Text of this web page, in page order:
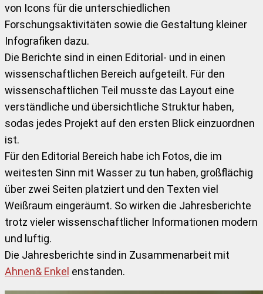
von Icons für die unterschiedlichen
Forschungsaktivitäten sowie die Gestaltung kleiner
Infografiken dazu.
Die Berichte sind in einen Editorial- und in einen
wissenschaftlichen Bereich aufgeteilt. Für den
wissenschaftlichen Teil musste das Layout eine
verständliche und übersichtliche Struktur haben,
sodas jedes Projekt auf den ersten Blick einzuordnen
ist.
Für den Editorial Bereich habe ich Fotos, die im
weitesten Sinn mit Wasser zu tun haben, großflächig
über zwei Seiten platziert und den Texten viel
Weißraum eingeräumt. So wirken die Jahresberichte
trotz vieler wissenschaftlicher Informationen modern
und luftig.
Die Jahresberichte sind in Zusammenarbeit mit
Ahnen& Enkel enstanden.